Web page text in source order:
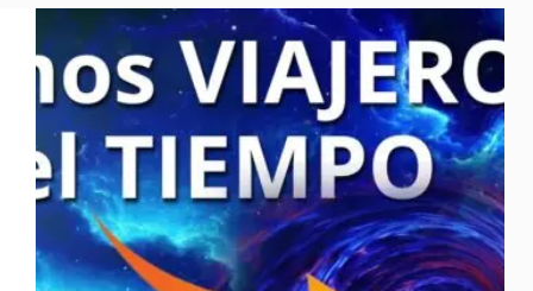
la
muerte